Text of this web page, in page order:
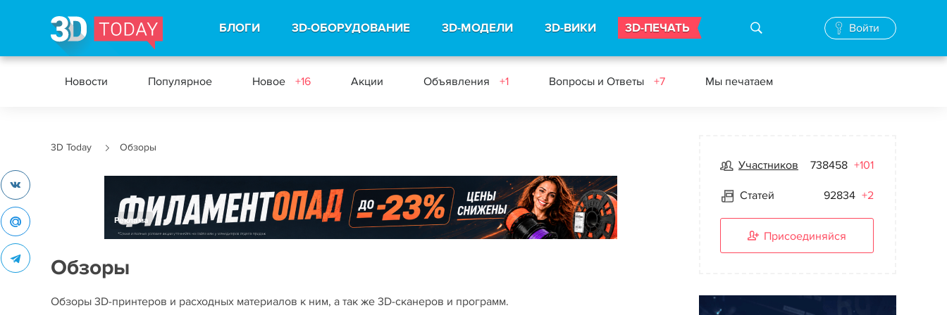
БЛОГИ 3D-ОБОРУДОВАНИЕ 3D-МОДЕЛИ 3D-ВИКИ 3D-ПЕЧАТЬ Войти
Новости Популярное Новое +16 Акции Объявления +1 Вопросы и Ответы +7 Мы печатаем
3D Today Обзоры
Реклама
Обзоры
Обзоры 3D-принтеров и расходных материалов к ним, а так же 3D-сканеров и программ.
Участников 738458 +101
Статей 92834 +2
Присоединяйся